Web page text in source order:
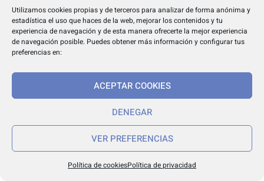
Utilizamos cookies propias y de terceros para analizar de forma anónima y
estadística el uso que haces de la web, mejorar los contenidos y tu
experiencia de navegación y de esta manera ofrecerte la mejor experiencia
de navegación posible. Puedes obtener más información y configurar tus
preferencias en:
ACEPTAR COOKIES
DENEGAR
VER PREFERENCIAS
Política de cookiesPolítica de privacidad
alguna de las zonas con Programas Territoriales de
Fomento vigentes en la fecha de publicación de la
convocatoria correspondiente. El mismo se deberá
establecer y delimitar en la convocatoria correspondiente, y
Base décima.– Subcontratación.
1.– Sólo serán admisibles aquellas subcontrataciones que
se ajusten a lo dispuesto en el artículo 29 de la Ley
38/2003, de 17 de noviembre, y en el artículo 68 del
Reglamento de la Ley 38/2003, de 17 de noviembre.
2.– La subcontratación o colaboraciones externas podrán